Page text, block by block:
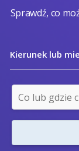
Sprawdź, co
Kierunek lub